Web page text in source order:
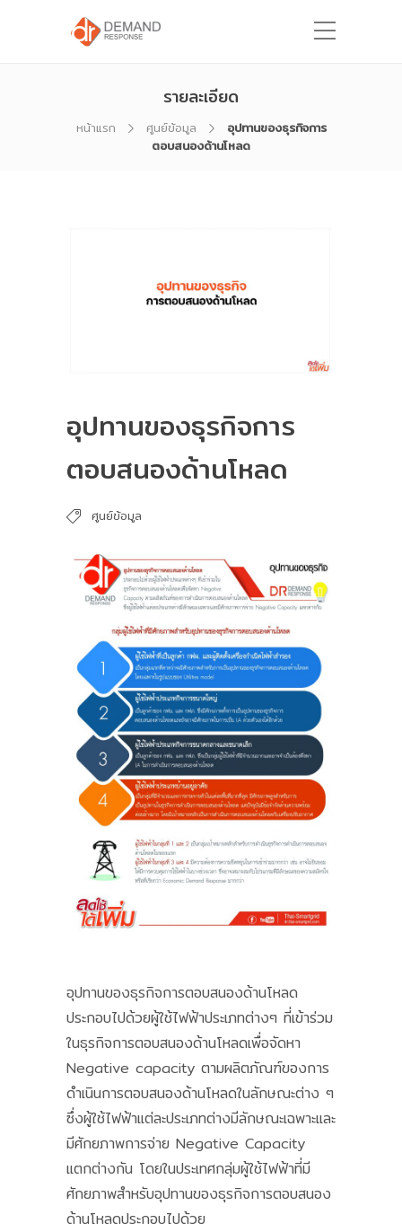
รายละเอียด
หน้าแรก ศูนย์ข้อมูล
อุปทานของธุรกิจการ
ตอบสนองด้านโหลด
อุปทานของธุรกิจการ
ตอบสนองด้านโหลด
ศูนย์ข้อมูล
อุปทานของธุรกิจการตอบสนองด้านโหลด
ประกอบไปด้วยผู้ใช้ไฟฟ้าประเภทต่างๆ ที่เข้าร่วม
ในธุรกิจการตอบสนองด้านโหลดเพื่อจัดหา
Negative capacity ตามผลิตภัณฑ์ของการ
ดำเนินการตอบสนองด้านโหลดในลักษณะต่าง ๆ
ซึ่งผู้ใช้ไฟฟ้าแต่ละประเภทต่างมีลักษณะเฉพาะและ
มีศักยภาพการจ่าย Negative Capacity
แตกต่างกัน โดยในประเทศกลุ่มผู้ใช้ไฟฟ้าที่มี
ศักยภาพสำหรับอุปทานของธุรกิจการตอบสนอง
ด้านโหลดประกอบไปด้วย